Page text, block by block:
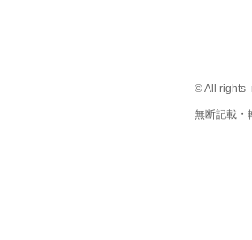
© All rights
無断記載・